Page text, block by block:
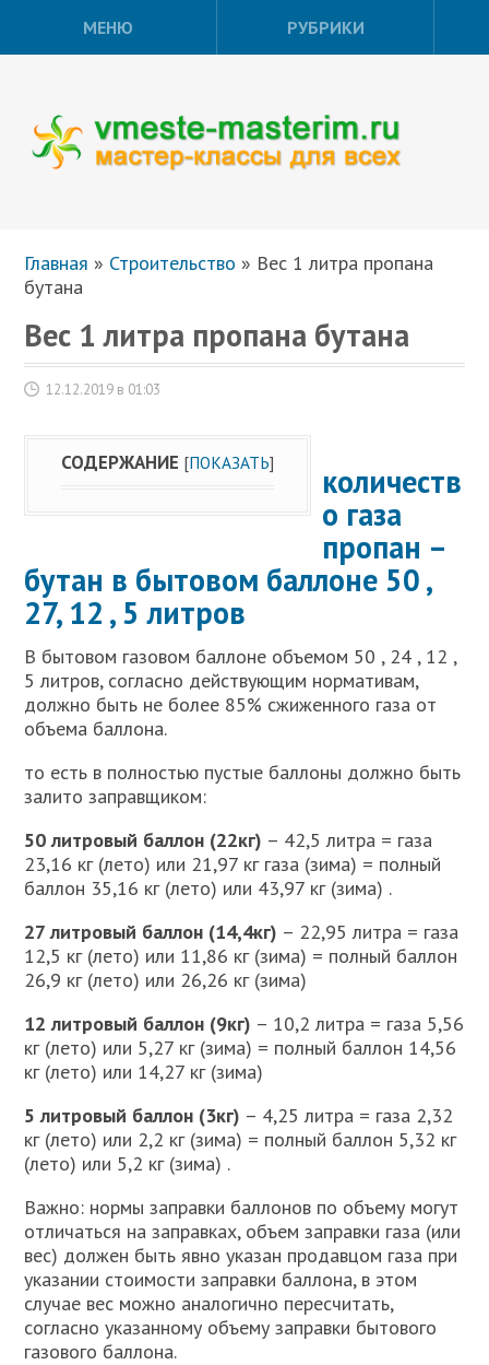
МЕНЮ РУБРИКИ
Главная » Строительство » Вес 1 литра пропана
бутана
Вес 1 литра пропана бутана
12.12.2019 в 01:03
СОДЕРЖАНИЕ [ПОКАЗАТЬ]
количеств
о газа
пропан –
бутан в бытовом баллоне 50 ,
27, 12 , 5 литров
В бытовом газовом баллоне объемом 50 , 24 , 12 ,
5 литров, согласно действующим нормативам,
должно быть не более 85% сжиженного газа от
объема баллона.
то есть в полностью пустые баллоны должно быть
залито заправщиком:
50 литровый баллон (22кг) – 42,5 литра = газа
23,16 кг (лето) или 21,97 кг газа (зима) = полный
баллон 35,16 кг (лето) или 43,97 кг (зима) .
27 литровый баллон (14,4кг) – 22,95 литра = газа
12,5 кг (лето) или 11,86 кг (зима) = полный баллон
26,9 кг (лето) или 26,26 кг (зима)
12 литровый баллон (9кг) – 10,2 литра = газа 5,56
кг (лето) или 5,27 кг (зима) = полный баллон 14,56
кг (лето) или 14,27 кг (зима)
5 литровый баллон (3кг) – 4,25 литра = газа 2,32
кг (лето) или 2,2 кг (зима) = полный баллон 5,32 кг
(лето) или 5,2 кг (зима) .
Важно: нормы заправки баллонов по объему могут
отличаться на заправках, объем заправки газа (или
вес) должен быть явно указан продавцом газа при
указании стоимости заправки баллона, в этом
случае вес можно аналогично пересчитать,
согласно указанному объему заправки бытового
газового баллона.